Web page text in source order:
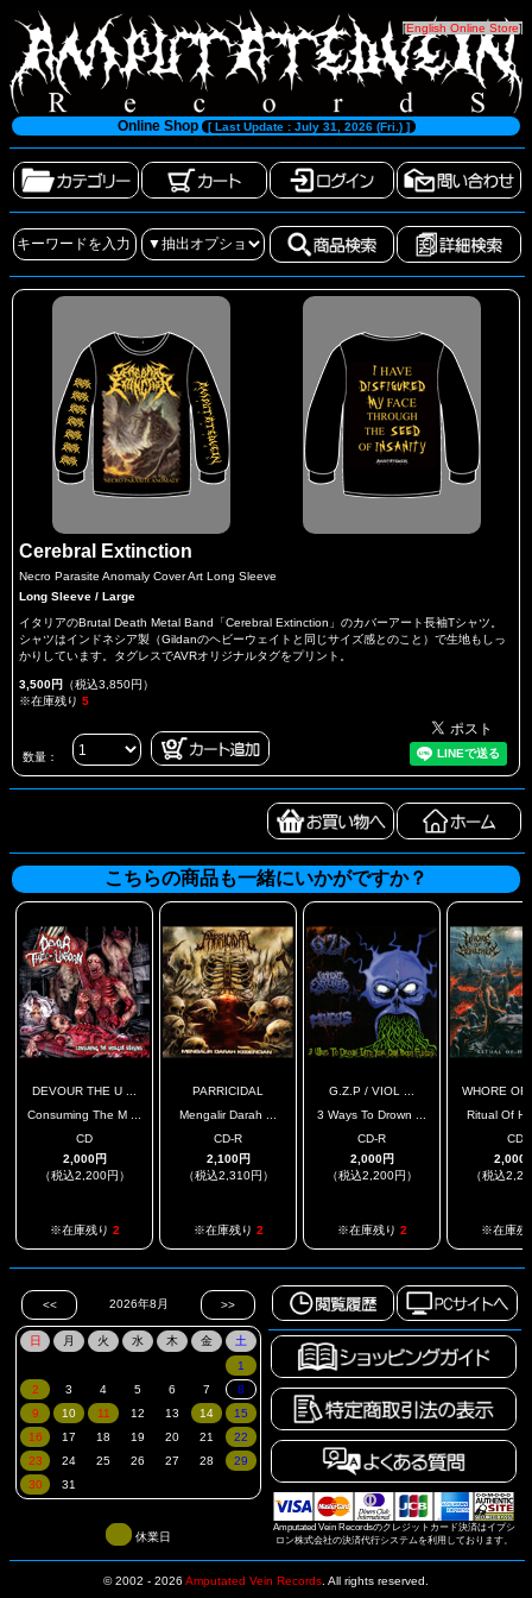
[English Online Store]
Online Shop [ Last Update : July 31, 2026 (Fri.) ]
Cerebral Extinction
Necro Parasite Anomaly Cover Art Long Sleeve
Long Sleeve / Large
イタリアのBrutal Death Metal Band「Cerebral Extinction」のカバーアート長袖Tシャツ。
シャツはインドネシア製（Gildanのヘビーウェイトと同じサイズ感とのこと）で生地もしっ
かりしています。タグレスでAVRオリジナルタグをプリント。
3,500円 （税込3,850円）
※在庫残り 5
数量：
こちらの商品も一緒にいかがですか？
DEVOUR THE U ...
Consuming The M ...
CD
2,000円
（税込2,200円）
※在庫残り 2
PARRICIDAL
Mengalir Darah ...
CD-R
2,100円
（税込2,310円）
※在庫残り 2
G.Z.P / VIOL ...
3 Ways To Drown ...
CD-R
2,000円
（税込2,200円）
※在庫残り 2
WHORE OF
Ritual Of
CD
2,000
（税込
※在庫残
Amputated Vein Recordsのクレジットカード決済はイプシ
ロン株式会社の決済代行システムを利用しております。
休業日
© 2002 - 2026 Amputated Vein Records All rights reserved.